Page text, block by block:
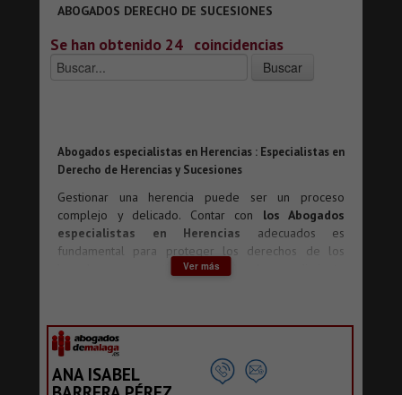
Se han obtenido 24 coincidencias
ABOGADOS DERECHO DE SUCESIONES
Abogados especialistas en Herencias : Especialistas en
Derecho de Herencias y Sucesiones
Gestionar una herencia puede ser un proceso
complejo y delicado. Contar con los Abogados
especialistas en Herencias adecuados es
fundamental para proteger los derechos de los
herederos y garantizar que todo el procedimiento
testamentaria hasta la distribución final de los
bienes. Por eso, acudir a
especialistas en Herenciasasegura que cada
trámite se realice de forma profesional y eficiente,
Ver más
ANA ISABEL